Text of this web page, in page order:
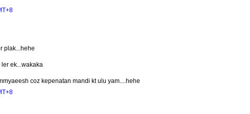
plak...hehe
ek...wakaka
coz kepenatan mandi kt ulu yam....hehe